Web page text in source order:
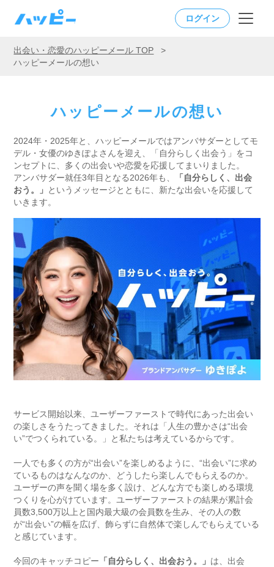
ログイン
出会い・恋愛のハッピーメール TOP
>
ハッピーメールの想い
ハッピーメールの想い
2024年・2025年と、ハッピーメールではアンバサダーとしてモ
デル・女優のゆきぽよさんを迎え、「自分らしく出会う」をコ
ンセプトに、多くの出会いや恋愛を応援してまいりました。
アンバサダー就任3年目となる2026年も、
「自分らしく、出会
おう。」 というメッセージとともに、新たな出会いを応援して
いきます。
サービス開始以来、ユーザーファーストで時代にあった出会い
の楽しさをうたってきました。それは「人生の豊かさは“出会
い”でつくられている。」と私たちは考えているからです。
一人でも多くの方が“出会い”を楽しめるように、“出会い”に求め
ているものはなんなのか、どうしたら楽しんでもらえるのか。
ユーザーの声を聞く場を多く設け、どんな方でも楽しめる環境
つくりを心がけています。ユーザーファーストの結果が累計会
員数3,500万以上と国内最大級の会員数を生み、その人の数
が“出会い”の幅を広げ、飾らずに自然体で楽しんでもらえている
と感じています。
今回のキャッチコピー 「自分らしく、出会おう。」 は、出会